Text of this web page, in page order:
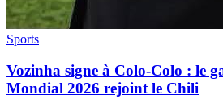
Sports
Vozinha signe à Colo-Colo : le
Mondial 2026 rejoint le Chili